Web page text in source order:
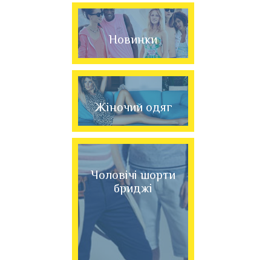
Новинки
Жіночий одяг
Чоловічі шорти
бриджі